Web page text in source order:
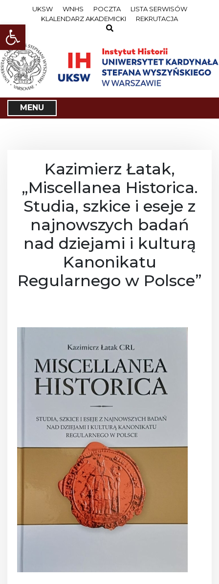
Open toolbar
i
o
c
o
t
UKSW WNHS POCZTA
LISTA SERWISÓW
KLALENDARZ AKADEMICKI
REKRUTACJA
MENU
Kazimierz Łatak,
„Miscellanea Historica.
Studia, szkice i eseje z
najnowszych badań
nad dziejami i kulturą
Kanonikatu
Regularnego w Polsce”